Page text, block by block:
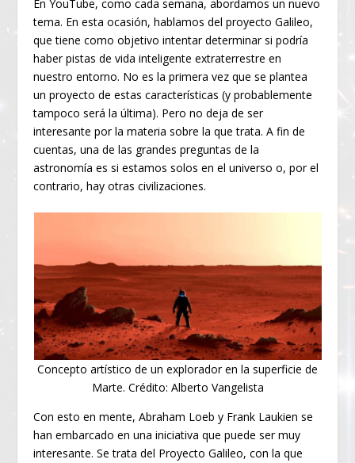
En YouTube, como cada semana, abordamos un nuevo
tema. En esta ocasión, hablamos del proyecto Galileo,
que tiene como objetivo intentar determinar si podría
haber pistas de vida inteligente extraterrestre en
nuestro entorno. No es la primera vez que se plantea
un proyecto de estas características (y probablemente
tampoco será la última). Pero no deja de ser
interesante por la materia sobre la que trata. A fin de
cuentas, una de las grandes preguntas de la
astronomía es si estamos solos en el universo o, por el
contrario, hay otras civilizaciones.
Concepto artístico de un explorador en la superficie de
Marte. Crédito: Alberto Vangelista
Con esto en mente, Abraham Loeb y Frank Laukien se
han embarcado en una iniciativa que puede ser muy
interesante. Se trata del Proyecto Galileo, con la que